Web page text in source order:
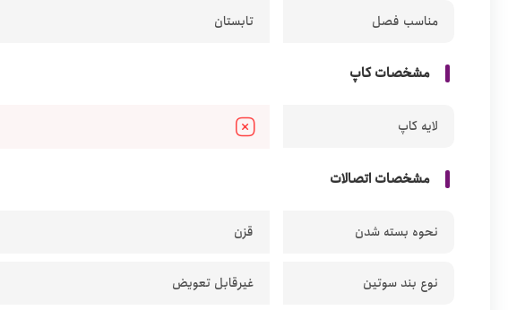
مناسب فصل تابستان
مشخصات کاپ
لایه کاپ
مشخصات اتصالات
نحوه بسته شدن قزن
نوع بند سوتین غیرقابل تعویض